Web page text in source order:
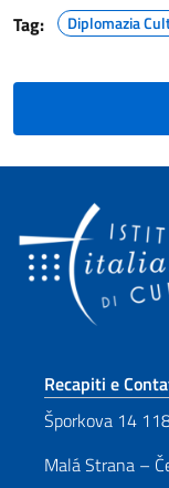
Tag: Diplomazia
Recapiti e
Šporkova 14
Malá Strana –